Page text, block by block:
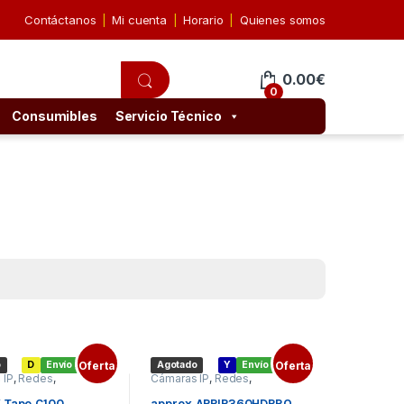
Contáctanos Mi cuenta Horario Quienes somos
0
0.00€
Consumibles Servicio Técnico
Envío gratis
D
Oferta
IP, Redes,
Envío gratis
Y
Agotado
Oferta
Cámaras IP, Redes,